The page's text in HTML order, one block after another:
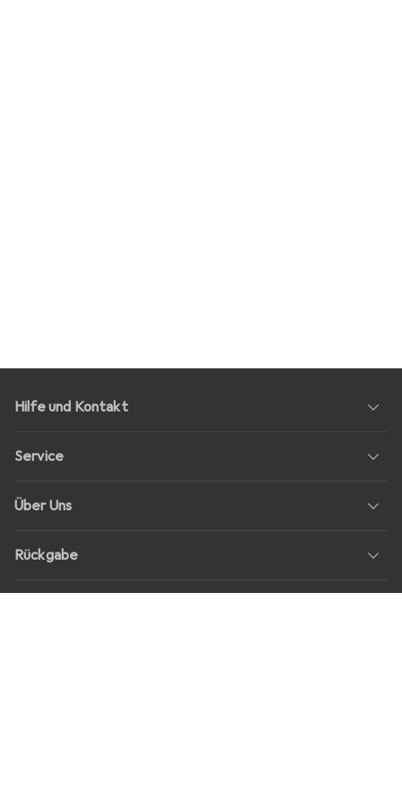
Hilfe und Kontakt
Service
Über Uns
Rückgabe